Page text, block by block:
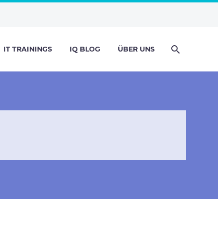
IT TRAININGS IQ BLOG ÜBER UNS